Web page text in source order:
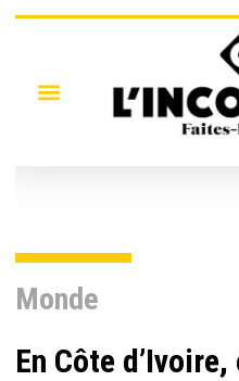
Monde
En Côte